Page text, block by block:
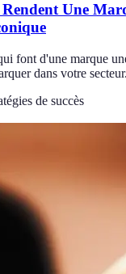
Une
font d'une marque
dans votre secteur.
de succès